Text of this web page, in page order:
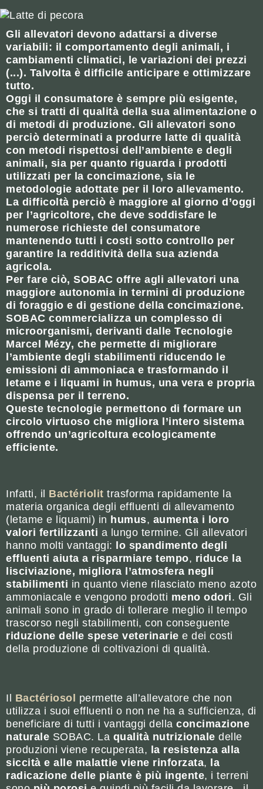
Gli allevatori devono adattarsi a diverse
variabili: il comportamento degli animali, i
cambiamenti climatici, le variazioni dei prezzi
(...). Talvolta è difficile anticipare e ottimizzare
tutto.
Oggi il consumatore è sempre più esigente,
che si tratti di qualità della sua alimentazione o
di metodi di produzione. Gli allevatori sono
perciò determinati a produrre latte di qualità
con metodi rispettosi dell’ambiente e degli
animali, sia per quanto riguarda i prodotti
utilizzati per la concimazione, sia le
metodologie adottate per il loro allevamento.
La difficoltà perciò è maggiore al giorno d’oggi
per l’agricoltore, che deve soddisfare le
numerose richieste del consumatore
mantenendo tutti i costi sotto controllo per
garantire la redditività della sua azienda
agricola.
Per fare ciò, SOBAC offre agli allevatori una
maggiore autonomia in termini di produzione
di foraggio e di gestione della concimazione.
SOBAC commercializza un complesso di
microorganismi, derivanti dalle Tecnologie
Marcel Mézy, che permette di migliorare
l’ambiente degli stabilimenti riducendo le
emissioni di ammoniaca e trasformando il
letame e i liquami in humus, una vera e propria
dispensa per il terreno.
Queste tecnologie permettono di formare un
circolo virtuoso che migliora l’intero sistema
offrendo un’agricoltura ecologicamente
efficiente.
Infatti, il Bactériolit trasforma rapidamente la
materia organica degli effluenti di allevamento
(letame e liquami) in humus, aumenta i loro
valori fertilizzanti a lungo termine. Gli allevatori
hanno molti vantaggi: lo spandimento degli
effluenti aiuta a risparmiare tempo, riduce la
lisciviazione, migliora l’atmosfera negli
stabilimenti in quanto viene rilasciato meno azoto
ammoniacale e vengono prodotti meno odori. Gli
animali sono in grado di tollerare meglio il tempo
trascorso negli stabilimenti, con conseguente
riduzione delle spese veterinarie e dei costi
della produzione di coltivazioni di qualità.
Il Bactériosol
permette all’allevatore che non
utilizza i suoi effluenti o non ne ha a sufficienza, di
beneficiare di tutti i vantaggi della concimazione
naturale SOBAC. La qualità nutrizionale delle
produzioni viene recuperata, la resistenza alla
siccità e alle malattie viene rinforzata,
la
radicazione delle piante è più ingente, i terreni